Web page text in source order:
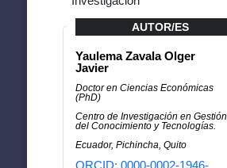
AUTOR/ES
Yaulema Zavala Olger
Javier
Doctor en Ciencias Económicas
(PhD)
Centro de Investigación en Gestión
del Conocimiento y Tecnologías.
Ecuador, Pichincha, Quito